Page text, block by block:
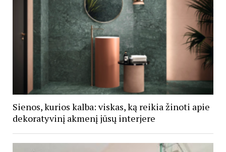
Sienos, kurios kalba: viskas, ką reikia žinoti apie
dekoratyvinį akmenį jūsų interjere